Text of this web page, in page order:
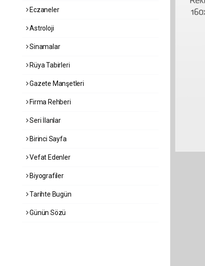
Eczaneler
Astroloji
Sinamalar
Rüya Tabirleri
Gazete Manşetleri
Firma Rehberi
Seri İlanlar
Birinci Sayfa
Vefat Edenler
Biyografiler
Tarihte Bugün
Günün Sözü